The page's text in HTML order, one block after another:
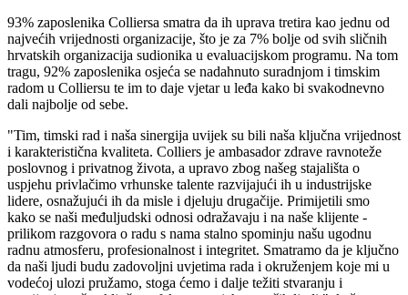
93% zaposlenika Colliersa smatra da ih uprava tretira kao jednu od
najvećih vrijednosti organizacije, što je za 7% bolje od svih sličnih
hrvatskih organizacija sudionika u evaluacijskom programu. Na tom
tragu, 92% zaposlenika osjeća se nadahnuto suradnjom i timskim
radom u Colliersu te im to daje vjetar u leđa kako bi svakodnevno
dali najbolje od sebe.
"Tim, timski rad i naša sinergija uvijek su bili naša ključna vrijednost
i karakteristična kvaliteta. Colliers je ambasador zdrave ravnoteže
poslovnog i privatnog života, a upravo zbog našeg stajališta o
uspjehu privlačimo vrhunske talente razvijajući ih u industrijske
lidere, osnažujući ih da misle i djeluju drugačije. Primijetili smo
kako se naši međuljudski odnosi odražavaju i na naše klijente -
prilikom razgovora o radu s nama stalno spominju našu ugodnu
radnu atmosferu, profesionalnost i integritet. Smatramo da je ključno
da naši ljudi budu zadovoljni uvjetima rada i okruženjem koje mi u
vodećoj ulozi pružamo, stoga ćemo i dalje težiti stvaranju i